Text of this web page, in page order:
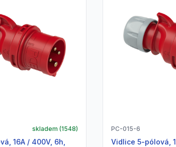
skladem (1548) PC-015-6
vidlice 5-pólová, 16A / 400V, 6h,